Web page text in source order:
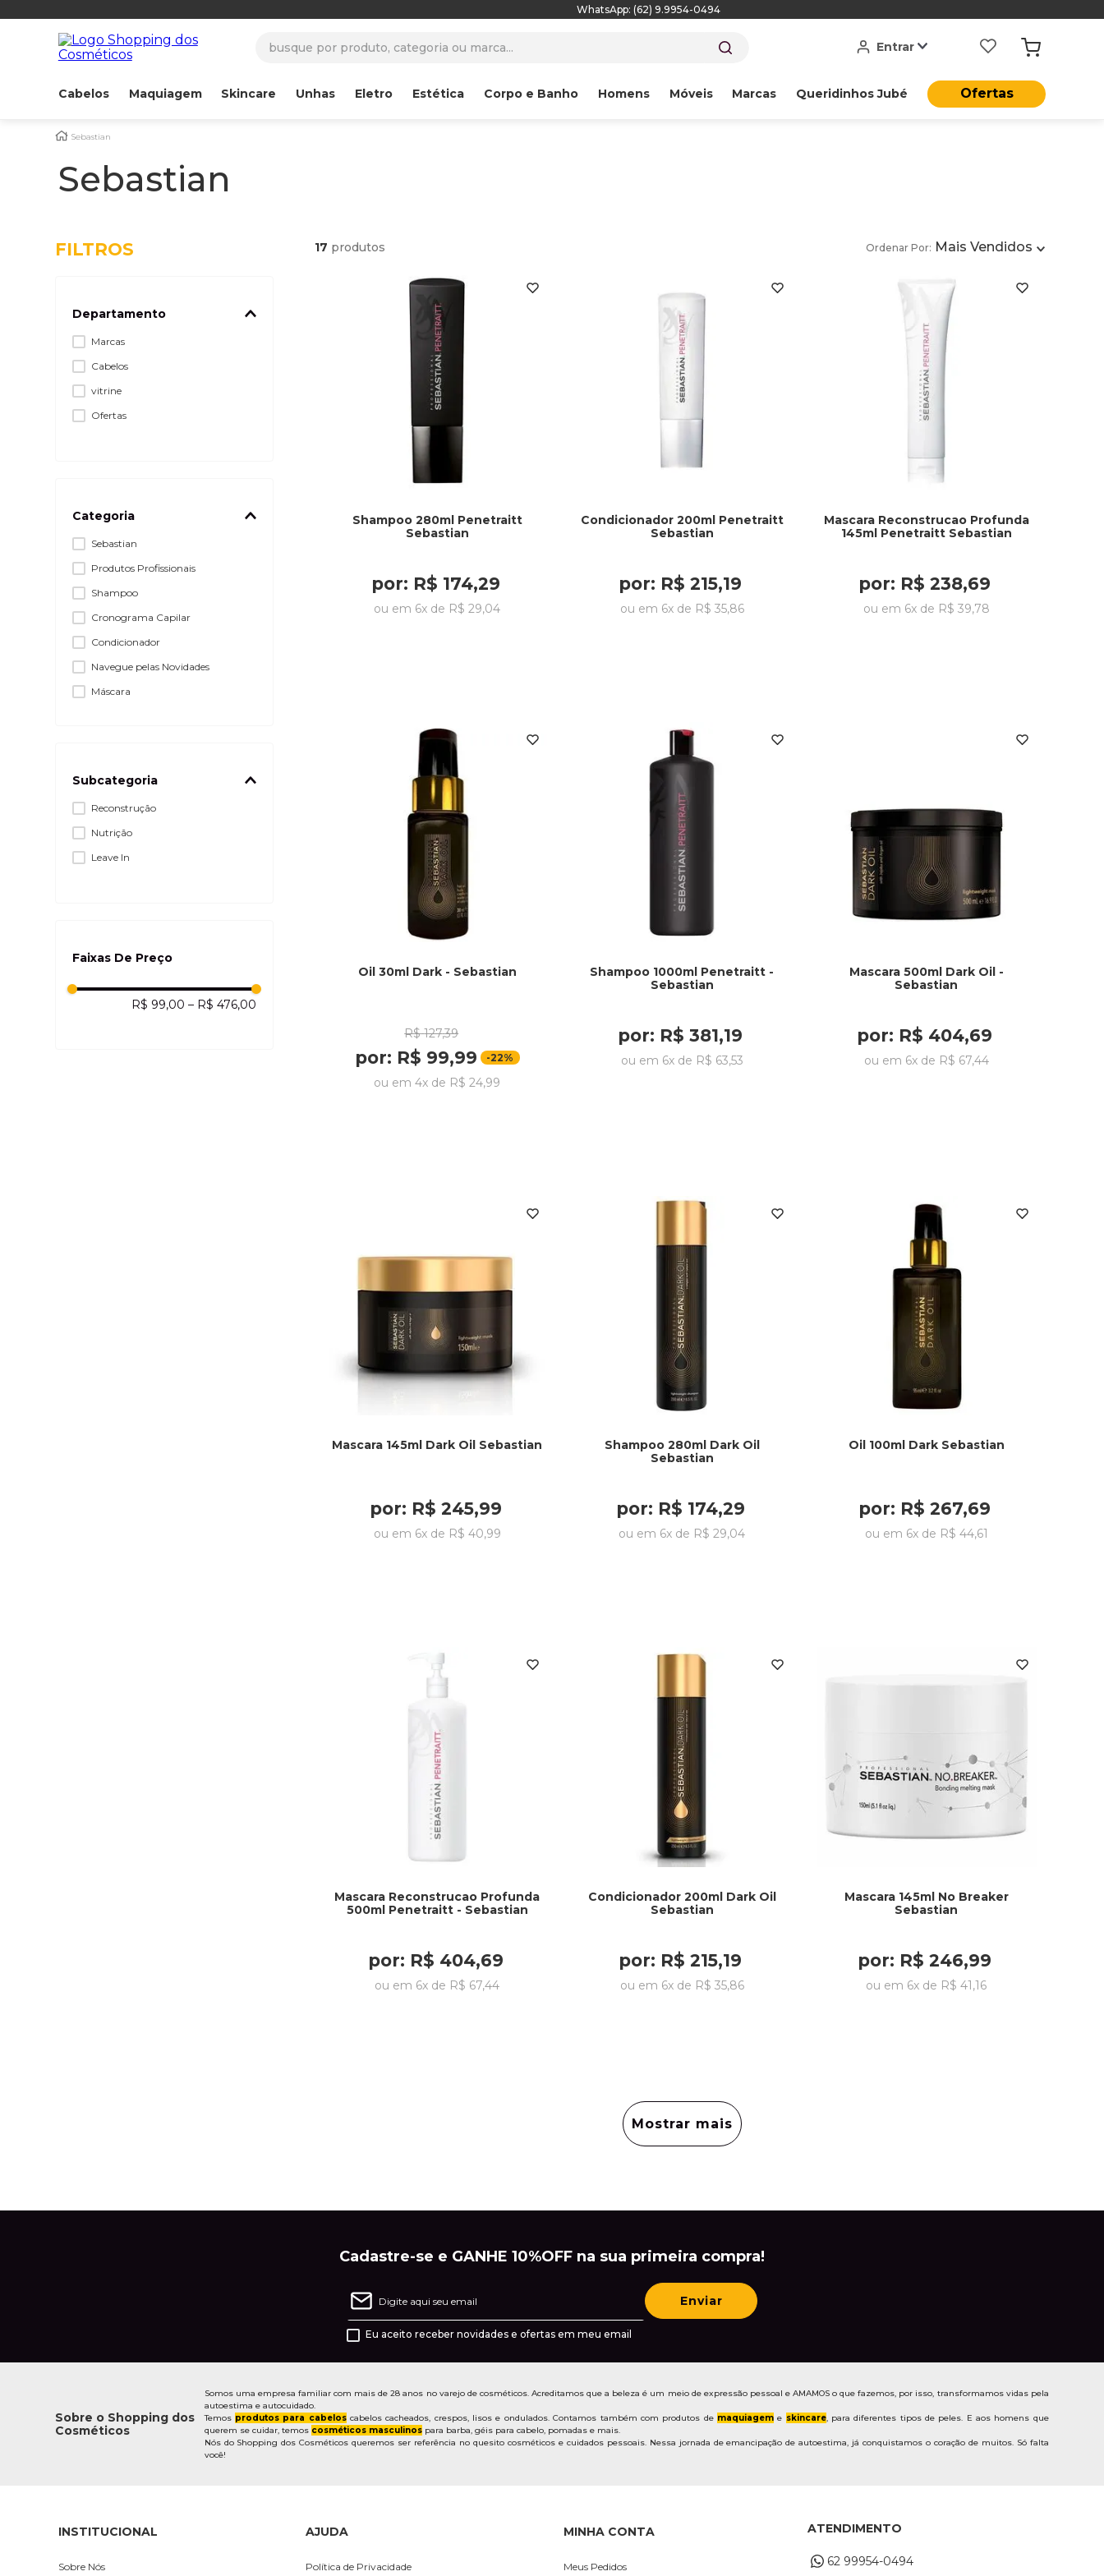
WhatsApp: (62) 9.9954-0494
Entrar
Cabelos Maquiagem Skincare Unhas Eletro Estética Corpo e Banho Homens Móveis Marcas Queridinhos Jubé Ofertas
Sebastian
Sebastian
FILTROS
Departamento
Marcas
Cabelos
vitrine
Ofertas
Categoria
Sebastian
Produtos Profissionais
Shampoo
Cronograma Capilar
Condicionador
Navegue pelas Novidades
Máscara
Subcategoria
Reconstrução
Nutrição
Leave In
Faixas De Preço
R$ 99,00 – R$ 476,00
17 produtos Ordenar Por Mais Vendidos
Shampoo 280ml Penetraitt
Sebastian
por: R$ 174,29
ou em 6x de R$ 29,04
Condicionador 200ml Penetraitt
Sebastian
por: R$ 215,19
ou em 6x de R$ 35,86
Mascara Reconstrucao Profunda
145ml Penetraitt Sebastian
por: R$ 238,69
ou em 6x de R$ 39,78
Oil 30ml Dark - Sebastian
R$ 127,39
por: R$ 99,99 -22%
ou em4x de R$ 24,99
Shampoo 1000ml Penetraitt -
Sebastian
por: R$ 381,19
ou em 6x de R$ 63,53
Mascara 500ml Dark Oil -
Sebastian
por: R$ 404,69
ou em 6x de R$ 67,44
Mascara 145ml Dark Oil Sebastian
por: R$ 245,99
ou em 6x de R$ 40,99
Shampoo 280ml Dark Oil
Sebastian
por: R$ 174,29
ou em 6x de R$ 29,04
Oil 100ml Dark Sebastian
por: R$ 267,69
ou em 6x de R$ 44,61
Mascara Reconstrucao Profunda
500ml Penetraitt - Sebastian
por: R$ 404,69
ou em 6x de R$ 67,44
Condicionador 200ml Dark Oil
Sebastian
por: R$ 215,19
ou em 6x de R$ 35,86
Mascara 145ml No Breaker
Sebastian
por: R$ 246,99
ou em 6x de R$ 41,16
Mostrar mais
Cadastre-se e GANHE 10%OFF na sua primeira compra!
Eu aceito receber novidades e ofertas em meu email
Enviar
Sobre o Shopping dos
Cosméticos
Somos uma empresa familiar com mais de 28 anos no varejo de cosméticos. Acreditamos que a beleza é um meio de expressão pessoal e AMAMOS o que fazemos, por isso, transformamos vidas pela
autoestima e autocuidado.
Temos produtos para cabeloscabelos cacheados, crespos, lisos e ondulados. Contamos também com produtos de maquiageme skincare, para diferentes tipos de peles. E aos homens que
querem se cuidar, temos cosméticos masculinospara barba, géis para cabelo, pomadas e mais.
Nós do Shopping dos Cosméticos queremos ser referência no quesito cosméticos e cuidados pessoais. Nessa jornada de emancipação de autoestima, já conquistamos o coração de muitos. Só falta
você!
INSTITUCIONAL
Sobre Nós
AJUDA
Política de Privacidade
MINHA CONTA
Meus Pedidos
ATENDIMENTO
62 99954-0494